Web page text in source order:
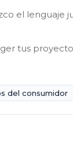
el
tus
del consumidor